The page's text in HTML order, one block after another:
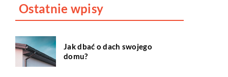
Ostatnie wpisy
Jak dbać o dach swojego
domu?